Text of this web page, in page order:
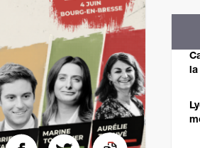
la